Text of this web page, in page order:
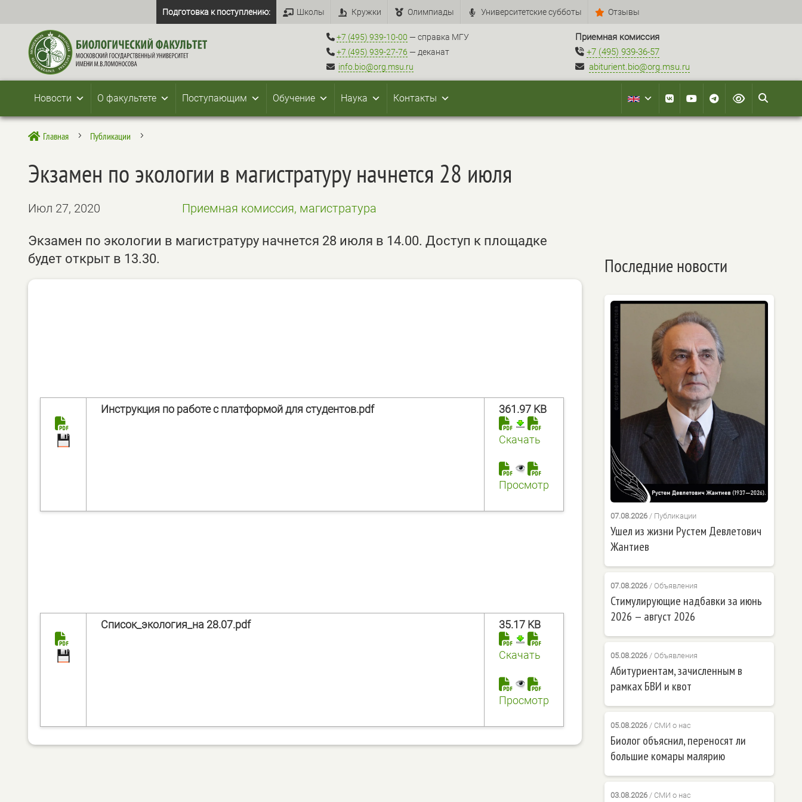
Подготовка к поступлению: Школы Кружки Олимпиады Университетские субботы Отзывы
+7 (495) 939-10-00 — справка МГУ
+7 (495) 939-27-76 — деканат
info.bio@org.msu.ru
Приемная комиссия
+7 (495) 939-36-57
abiturient.bio@org.msu.ru
Новости О факультете Поступающим Обучение Наука Контакты
 Главная 5 Публикации 5
Экзамен по экологии в магистратуру начнется 28 июля
Июл 27, 2020 Приемная комиссия, магистратура
Экзамен по экологии в магистратуру начнется 28 июля в 14.00. Доступ к площадке
будет открыт в 13.30.
Инструкция по работе с платформой для студентов.pdf 361.97 KB
Скачать
Просмотр
Список_экология_на 28.07.pdf 35.17 KB
Скачать
Просмотр
Последние новости
07.08.2026/ Публикации
Ушел из жизни Рустем Девлетович
Жантиев
07.08.2026/ Объявления
Стимулирующие надбавки за июнь
2026 — август 2026
05.08.2026/ Объявления
Абитуриентам, зачисленным в
рамках БВИ и квот
05.08.2026/ СМИ о нас
Биолог объяснил, переносят ли
большие комары малярию
03.08.2026/ СМИ о нас